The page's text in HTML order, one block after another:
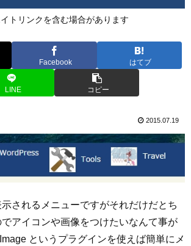
トリンクを含む場合があります
Facebook はてブ
LINE コピー
2015.07.19
されるメニューですがそれだけだとち
でアイコンや画像をつけたいなんて事が
というプラグインを使えば簡単にメ